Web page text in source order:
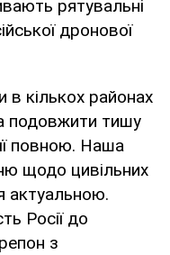
рятувальні
дронової
в кількох районах
подовжити тишу
повною. Наша
щодо цивільних
актуальною.
Росії до
з